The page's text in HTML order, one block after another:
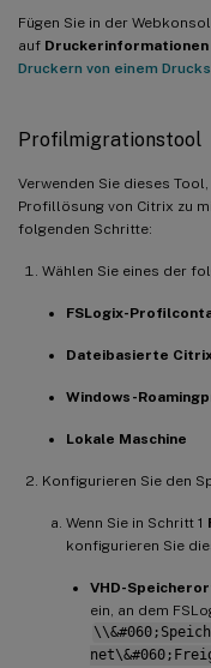
Fügen Sie in der
auf
Druckern von einem
Profilmigrationstool
Verwenden Sie dieses
Profillösung von Citrix zu
folgenden Schritte:
Wählen Sie eines der
FSLogix-
Dateibasierte
Windows-
Lokale Maschine
Konfigurieren Sie den
Wenn Sie in Schritt 1
konfigurieren Sie
VHD-
ein, an dem